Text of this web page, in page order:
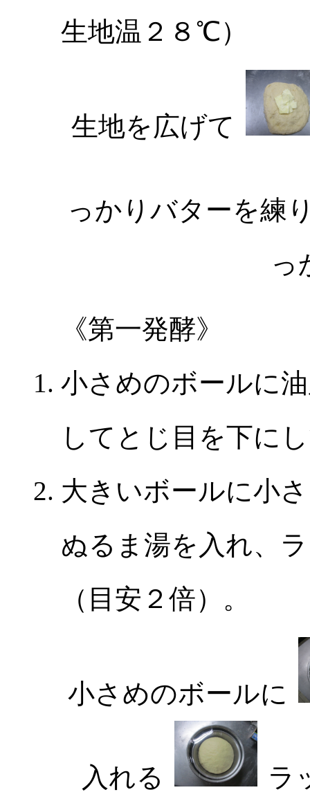
生地温２８℃）
生地を広げて
っかりバターを練
っ
《第一発酵》
小さめのボールに
してとじ目を下に
大きいボールに小
ぬるま湯を入れ、
（目安２倍）。
小さめのボールに
入れる ラ